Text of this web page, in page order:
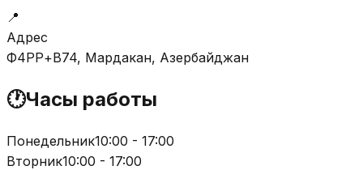
📍
Адрес
Ф4РР+В74, Мардакан, Азербайджан
🕐Часы работы
Понедельник10:00 - 17:00
Вторник10:00 - 17:00